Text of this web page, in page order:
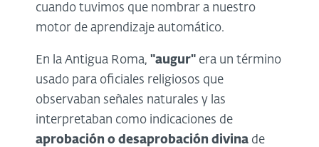
cuando tuvimos que nombrar a nuestro
motor de aprendizaje automático.
En la Antigua Roma, "augur" era un término
usado para oficiales religiosos que
observaban señales naturales y las
interpretaban como indicaciones de
aprobación o desaprobación divina de